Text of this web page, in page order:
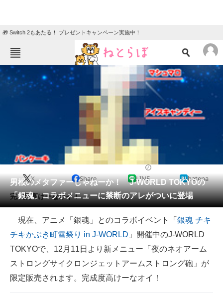
🎁 Switch 2もあたる！ プレゼントキャンペーン実施中！
ねとらぼメニュー
TOP ニュース
教育・育児
動物 リサーチ
会員記事
メディア
注目記事を集めた総合ページ
ITの今と未来を見通す
スマホと通信の最新トレンド
男根のメタファーじゃねーか！ J-WORLD TOKYOの
「銀魂」コラボメニューに禁断のアレがついに登場
X Share LINE hatena
完成度高けーなオイ！
現在、アニメ「銀魂」とのコラボイベント「 銀魂 チキ
チキかぶき町雪祭り in J-WORLD 」開催中のJ-WORLD
TOKYOで、12月11日より新メニュー「夜のネオアーム
ストロングサイクロンジェットアームストロング砲」が
限定販売されます。完成度高けーなオイ！